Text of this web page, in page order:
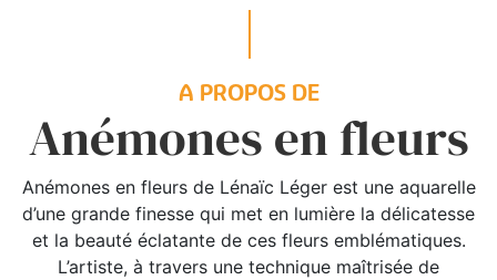
A PROPOS DE
Anémones en fleurs
Anémones en fleurs de Lénaïc Léger est une aquarelle
d’une grande finesse qui met en lumière la délicatesse
et la beauté éclatante de ces fleurs emblématiques.
L’artiste, à travers une technique maîtrisée de